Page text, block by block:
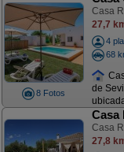
8 Fotos
Casa
27,7
4
68
de
Casa
Casa
27,8